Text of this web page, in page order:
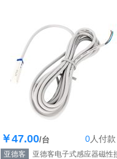
库存100个
￥47.00/台 0人付款
亚德客
亚德客电子式感应器磁性